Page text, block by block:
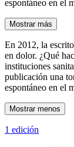
espontáneo en el
Mostrar más
En 2012, la
en dolor. ¿Qué
instituciones
publicación una
espontáneo en el
Mostrar menos
1 edición